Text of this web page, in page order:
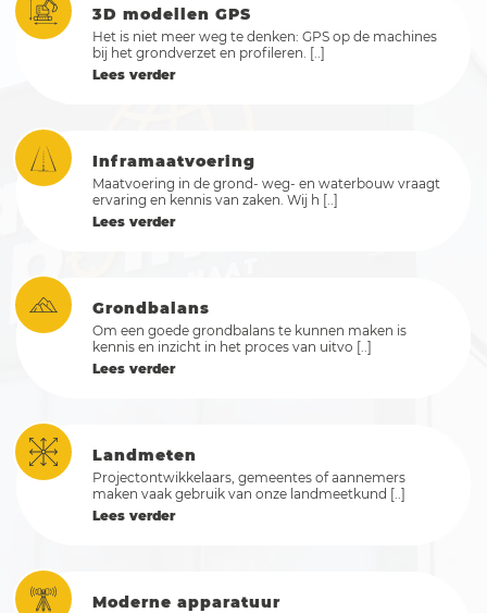
3D modellen GPS
Het is niet meer weg te denken: GPS op de machines
bij het grondverzet en profileren. [..]
Lees verder
Inframaatvoering
Maatvoering in de grond- weg- en waterbouw vraagt
ervaring en kennis van zaken. Wij h [..]
Lees verder
Grondbalans
Om een goede grondbalans te kunnen maken is
kennis en inzicht in het proces van uitvo [..]
Lees verder
Landmeten
Projectontwikkelaars, gemeentes of aannemers
maken vaak gebruik van onze landmeetkund [..]
Lees verder
Moderne apparatuur